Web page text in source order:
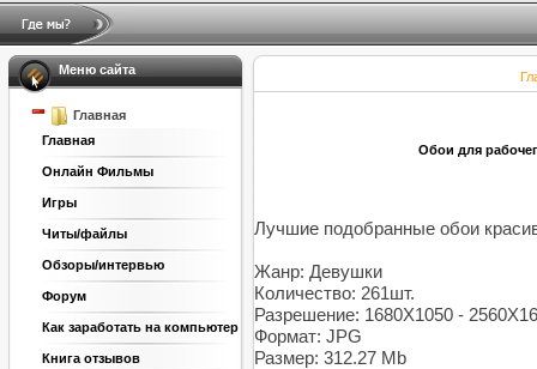
Меню сайта
Главная
Главная
Онлайн Фильмы
Игры
Читы/файлы
Обзоры/интервью
Форум
Как заработать на компьютер
Книга отзывов
Обои для
Лучшие подобранные обои
Жанр: Девушки
Количество: 261шт.
Разрешение: 1680X1050 -
Формат: JPG
Размер: 312.27 Mb